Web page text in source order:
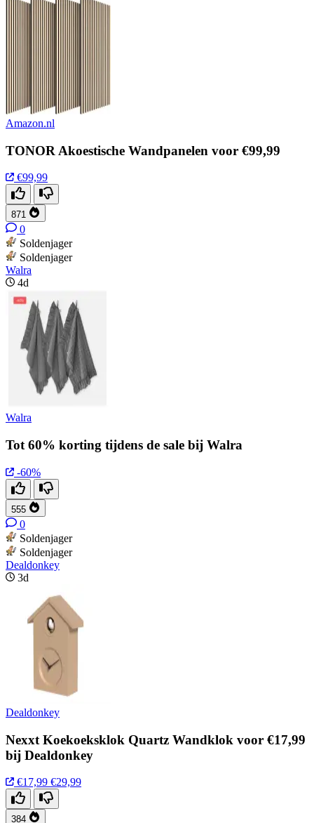
Amazon.nl
TONOR Akoestische Wandpanelen voor €99,99
€99,99
871
0
Soldenjager
Soldenjager
Walra
4d
Walra
Tot 60% korting tijdens de sale bij Walra
-60%
555
0
Soldenjager
Soldenjager
Dealdonkey
3d
Dealdonkey
Nexxt Koekoeksklok Quartz Wandklok voor €17,99
bij Dealdonkey
€17,99 €29,99
384